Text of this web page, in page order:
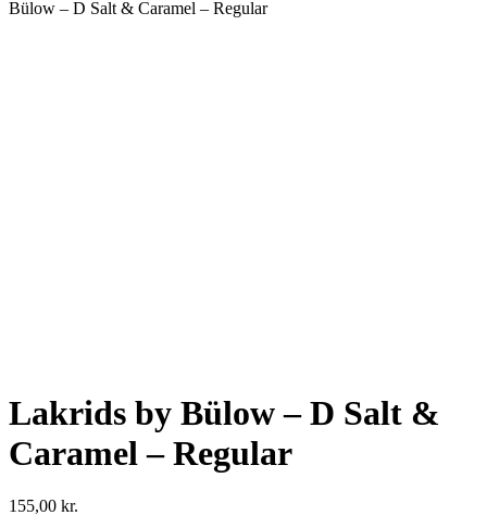
Bülow – D Salt & Caramel – Regular
Lakrids by Bülow – D Salt &
Caramel – Regular
155,00 kr.